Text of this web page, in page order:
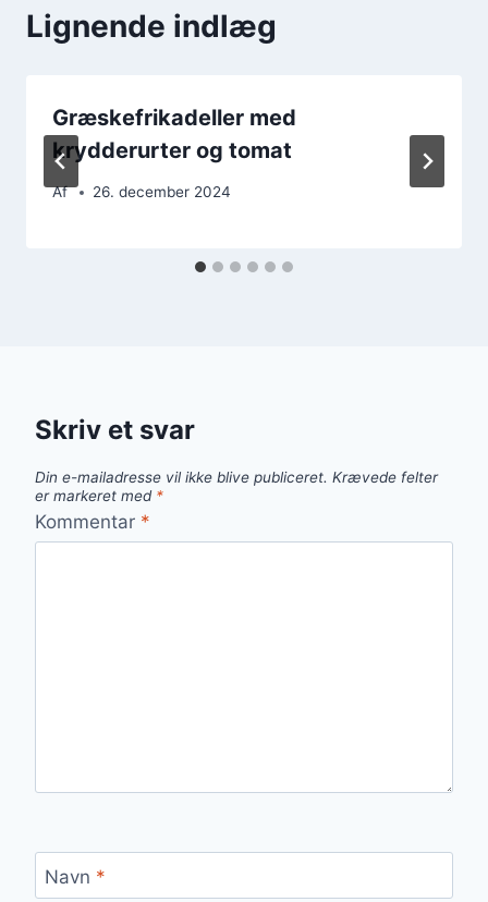
Lignende indlæg
Græskefrikadeller med
krydderurter og tomat
Af 26. december 2024
Skriv et svar
Din e-mailadresse vil ikke blive publiceret. Krævede felter
er markeret med *
Kommentar *
Navn *